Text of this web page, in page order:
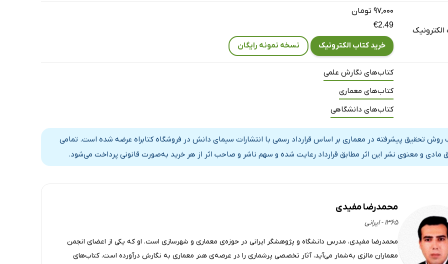
۹۷,۰۰۰ تومان
€2.49
خرید کتاب الکترونیک نسخه نمونه رایگان
کتاب‌های نگارش علمی
کتاب‌های معماری
کتاب‌های دانشگاهی
روش تحقیق پیشرفته در معماری بر اساس قرارداد رسمی با انتشارات سیمای دانش در فروشگاه کتابراه عرضه شده است. تمامی
مادی و معنوی نشر این اثر مطابق قرارداد رعایت شده و سهم ناشر و صاحب اثر از هر خرید به‌صورت قانونی پرداخت می‌شود.
محمدرضا مفیدی
۱۳۶۵ - ایرانی
محمدرضا مفیدی، مدرس دانشگاه و پژوهشگر ایرانی در حوزه‌ی معماری و شهرسازی است. او که یکی از اعضای انجمن
معماران مالزی به‌شمار می‌آید، آثار تخصصی پرشماری را در عرصه‌ی هنر معماری به نگارش درآورده است. کتاب‌های